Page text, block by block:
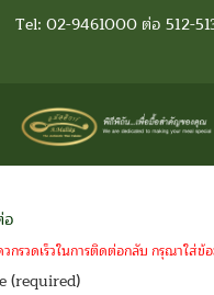
Tel: 02-9461000 ต่อ 512-
กรวดเร็วในการติดต่อกลับ กรุณาใส่ข้
(required)